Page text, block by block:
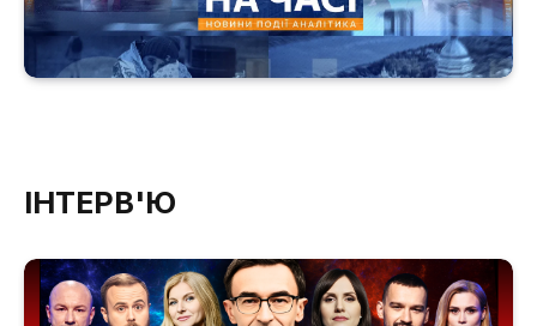
ІНТЕРВ'Ю